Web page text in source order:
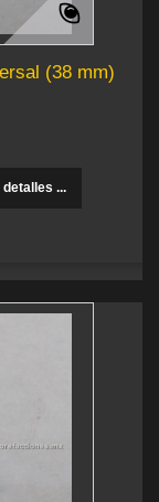
(38 mm)
detalles ...